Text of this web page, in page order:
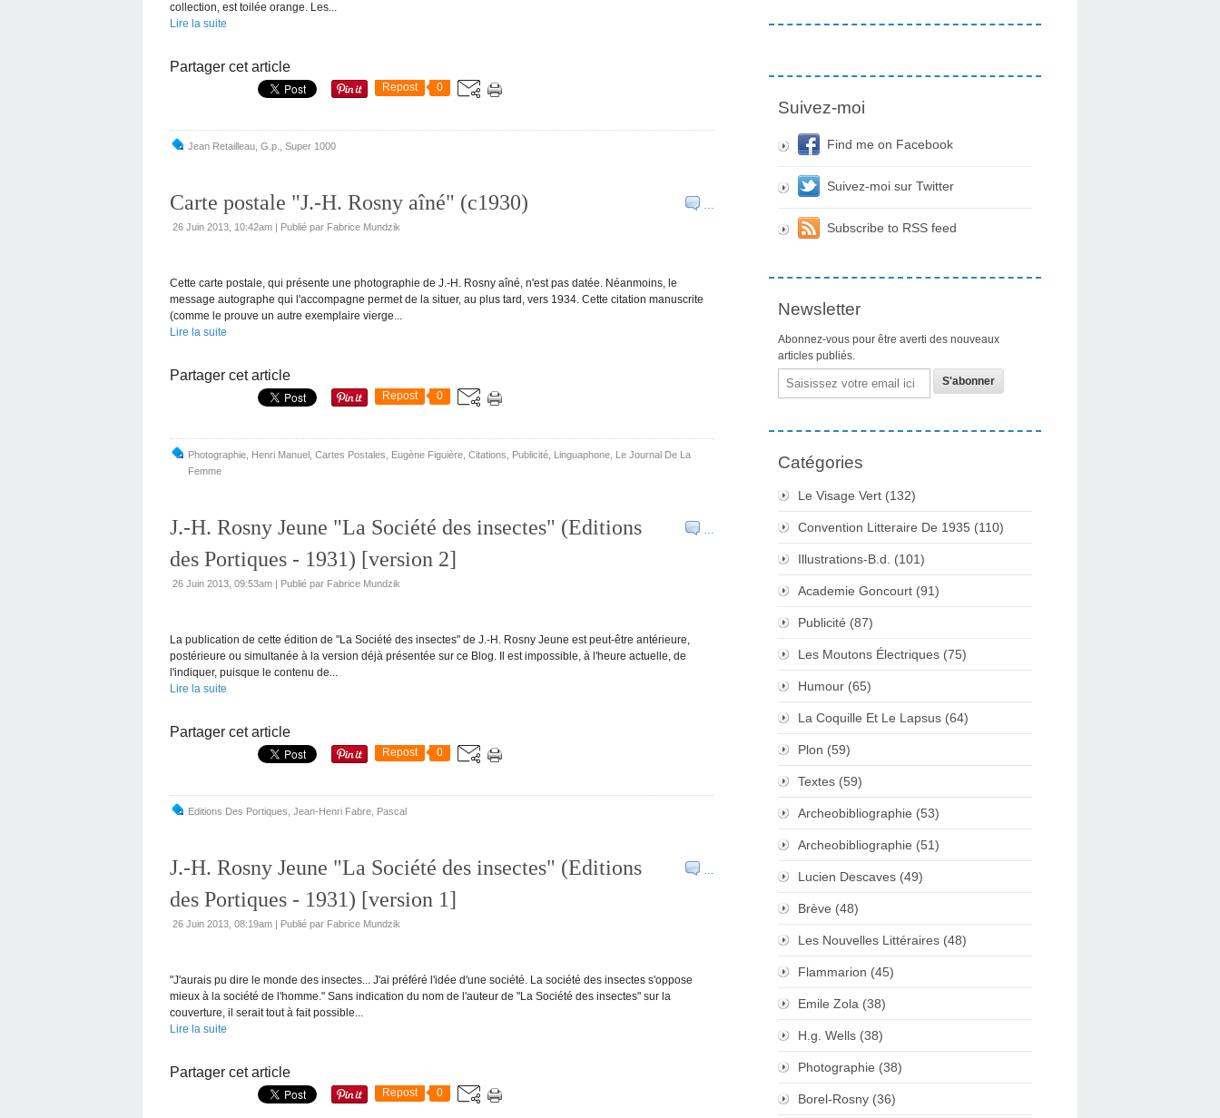
collection, est toilée orange. Les...
Lire la suite
Partager cet article
Repost 0
Jean Retailleau G.p. Super 1000
…
Carte postale "J.-H. Rosny aîné" (c1930)
26 Juin 2013, 10:42am | Publié par Fabrice Mundzik
Cette carte postale, qui présente une photographie de J.-H. Rosny aîné, n'est pas datée. Néanmoins, le
message autographe qui l'accompagne permet de la situer, au plus tard, vers 1934. Cette citation manuscrite
(comme le prouve un autre exemplaire vierge...
Lire la suite
Partager cet article
Repost 0
Photographie Henri Manuel Cartes Postales Eugène Figuière Citations Publicité Linguaphone Le Journal De La
Femme
…
J.-H. Rosny Jeune "La Société des insectes" (Editions
des Portiques - 1931) [version 2]
26 Juin 2013, 09:53am | Publié par Fabrice Mundzik
La publication de cette édition de "La Société des insectes" de J.-H. Rosny Jeune est peut-être antérieure,
postérieure ou simultanée à la version déjà présentée sur ce Blog. Il est impossible, à l'heure actuelle, de
l'indiquer, puisque le contenu de...
Lire la suite
Partager cet article
Repost 0
Editions Des Portiques Jean-Henri Fabre Pascal
…
J.-H. Rosny Jeune "La Société des insectes" (Editions
des Portiques - 1931) [version 1]
26 Juin 2013, 08:19am | Publié par Fabrice Mundzik
"J'aurais pu dire le monde des insectes... J'ai préféré l'idée d'une société. La société des insectes s'oppose
mieux à la société de l'homme." Sans indication du nom de l'auteur de "La Société des insectes" sur la
couverture, il serait tout à fait possible...
Lire la suite
Partager cet article
Repost 0
Suivez-moi
Find me on Facebook
Suivez-moi sur Twitter
Subscribe to RSS feed
Newsletter
Abonnez-vous pour être averti des nouveaux
articles publiés.
Email
Catégories
Le Visage Vert (132)
Convention Litteraire De 1935 (110)
Illustrations-B.d. (101)
Academie Goncourt (91)
Publicité (87)
Les Moutons Électriques (75)
Humour (65)
La Coquille Et Le Lapsus (64)
Plon (59)
Textes (59)
Archeobibliographie (53)
Archeobibliographie (51)
Lucien Descaves (49)
Brève (48)
Les Nouvelles Littéraires (48)
Flammarion (45)
Emile Zola (38)
H.g. Wells (38)
Photographie (38)
Borel-Rosny (36)